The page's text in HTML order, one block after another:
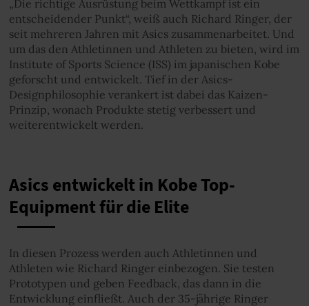
„Die richtige Ausrüstung beim Wettkampf ist ein
entscheidender Punkt“, weiß auch Richard Ringer, der
seit mehreren Jahren mit Asics zusammenarbeitet. Und
um das den Athletinnen und Athleten zu bieten, wird im
Institute of Sports Science (ISS) im japanischen Kobe
geforscht und entwickelt. Tief in der Asics-
Designphilosophie verankert ist dabei das Kaizen-
Prinzip, wonach Produkte stetig verbessert und
weiterentwickelt werden.
Asics entwickelt in Kobe Top-
Equipment für die Elite
In diesen Prozess werden auch Athletinnen und
Athleten wie Richard Ringer einbezogen. Sie testen
Prototypen und geben Feedback, das dann in die
Entwicklung einfließt. Auch der 35-jährige Ringer